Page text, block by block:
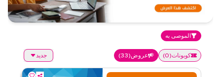
الموصى به
كوبونات(
0
) عروض(
33
) جديد